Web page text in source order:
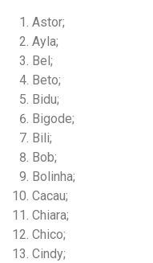
Astor;
Ayla;
Bel;
Beto;
Bidu;
Bigode;
Bili;
Bob;
Bolinha;
Cacau;
Chiara;
Chico;
Cindy;